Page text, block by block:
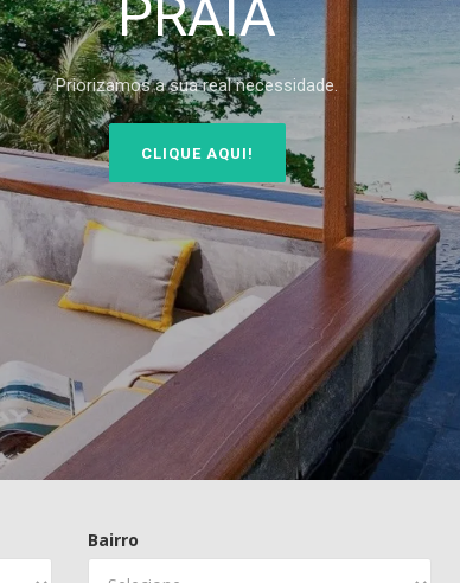
AQUI
Contate-nos e conheça nossas oportunidades!
CLIQUE AQUI!
Bairro